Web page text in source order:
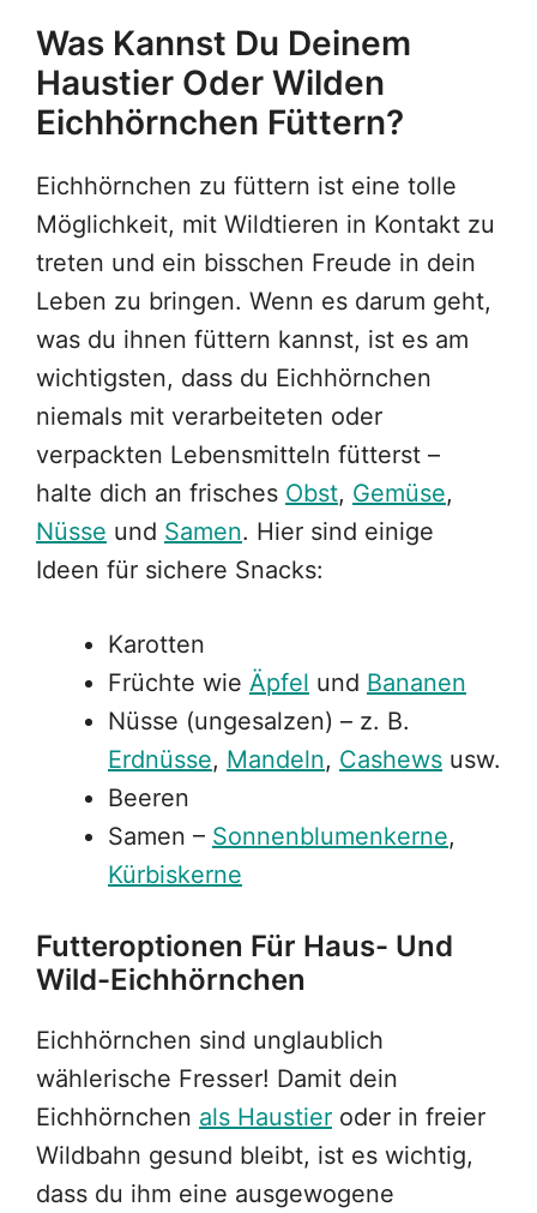
Was Kannst Du Deinem
Haustier Oder Wilden
Eichhörnchen Füttern?
Eichhörnchen zu füttern ist eine tolle
Möglichkeit, mit Wildtieren in Kontakt zu
treten und ein bisschen Freude in dein
Leben zu bringen. Wenn es darum geht,
was du ihnen füttern kannst, ist es am
wichtigsten, dass du Eichhörnchen
niemals mit verarbeiteten oder
verpackten Lebensmitteln fütterst –
halte dich an frisches Obst, Gemüse,
Nüsse und Samen. Hier sind einige
Ideen für sichere Snacks:
Karotten
Früchte wie Äpfel und Bananen
Nüsse (ungesalzen) – z. B.
Erdnüsse, Mandeln, Cashews usw.
Beeren
Samen – Sonnenblumenkerne,
Kürbiskerne
Futteroptionen Für Haus- Und
Wild-Eichhörnchen
Eichhörnchen sind unglaublich
wählerische Fresser! Damit dein
Eichhörnchen als Haustier oder in freier
Wildbahn gesund bleibt, ist es wichtig,
dass du ihm eine ausgewogene